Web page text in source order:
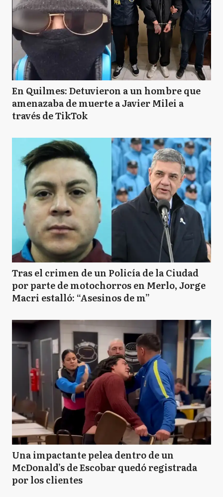
En Quilmes: Detuvieron a un hombre que
amenazaba de muerte a Javier Milei a
través de TikTok
Tras el crimen de un Policía de la Ciudad
por parte de motochorros en Merlo, Jorge
Macri estalló: “Asesinos de m”
Una impactante pelea dentro de un
McDonald’s de Escobar quedó registrada
por los clientes